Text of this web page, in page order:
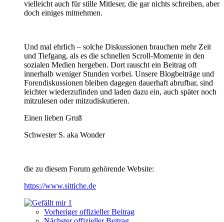
vielleicht auch für stille Mitleser, die gar nichts schreiben, aber
doch einiges mitnehmen.
Und mal ehrlich – solche Diskussionen brauchen mehr Zeit
und Tiefgang, als es die schnellen Scroll-Momente in den
sozialen Medien hergeben. Dort rauscht ein Beitrag oft
innerhalb weniger Stunden vorbei. Unsere Blogbeiträge und
Forendiskussionen bleiben dagegen dauerhaft abrufbar, sind
leichter wiederzufinden und laden dazu ein, auch später noch
mitzulesen oder mitzudiskutieren.
Einen lieben Gruß
Schwester S. aka Wonder
die zu diesem Forum gehörende Website:
https://www.sittiche.de
1
Vorheriger offizieller Beitrag